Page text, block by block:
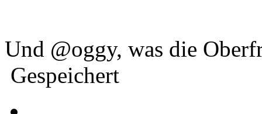
Und @oggy, was die
Gespeichert